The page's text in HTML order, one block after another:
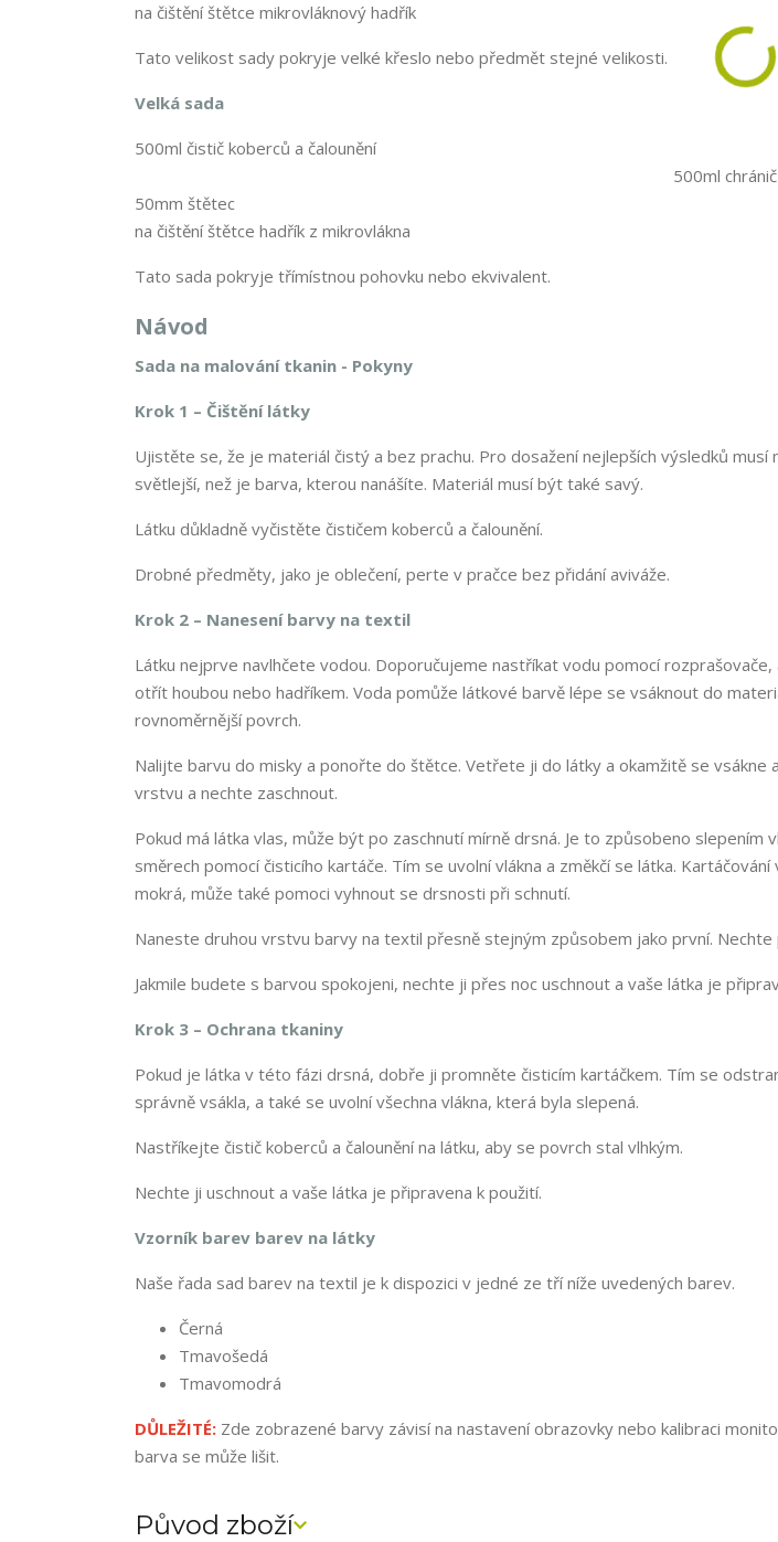
na čištění štětce mikrovláknový hadřík
Tato velikost sady pokryje velké křeslo nebo předmět stejné velikosti.
Velká sada
500ml čistič koberců a
500ml
50mm štětec
na čištění štětce hadřík z mikrovlákna
Tato sada pokryje třímístnou pohovku nebo ekvivalent.
Návod
Sada na malování tkanin - Pokyny
Krok 1 – Čištění látky
Ujistěte se, že je materiál čistý a bez prachu. Pro dosažení nejlepších výsledků
světlejší, než je barva, kterou nanášíte. Materiál musí být také savý.
Látku důkladně vyčistěte čističem koberců a čalounění.
Drobné předměty, jako je oblečení, perte v pračce bez přidání aviváže.
Krok 2 – Nanesení barvy na textil
Látku nejprve navlhčete vodou. Doporučujeme nastříkat vodu pomocí
otřít houbou nebo hadříkem. Voda pomůže látkové barvě lépe se vsáknout do
rovnoměrnější povrch.
Nalijte barvu do misky a ponořte do štětce. Vetřete ji do látky a okamžitě se vsákne
vrstvu a nechte zaschnout.
Pokud má látka vlas, může být po zaschnutí mírně drsná. Je to způsobeno slepením
směrech pomocí čisticího kartáče. Tím se uvolní vlákna a změkčí se látka.
mokrá, může také pomoci vyhnout se drsnosti při schnutí.
Naneste druhou vrstvu barvy na textil přesně stejným způsobem jako první. Nechte
Jakmile budete s barvou spokojeni, nechte ji přes noc uschnout a vaše látka je
Krok 3 – Ochrana tkaniny
Pokud je látka v této fázi drsná, dobře ji promněte čisticím kartáčkem. Tím se
správně vsákla, a také se uvolní všechna vlákna, která byla slepená.
Nastříkejte čistič koberců a čalounění na látku, aby se povrch stal vlhkým.
Nechte ji uschnout a vaše látka je připravena k použití.
Vzorník barev barev na látky
Naše řada sad barev na textil je k dispozici v jedné ze tří níže uvedených barev.
Černá
Tmavošedá
Tmavomodrá
DŮLEŽITÉ: Zde zobrazené barvy závisí na nastavení obrazovky nebo kalibraci
barva se může lišit.
Původ zboží